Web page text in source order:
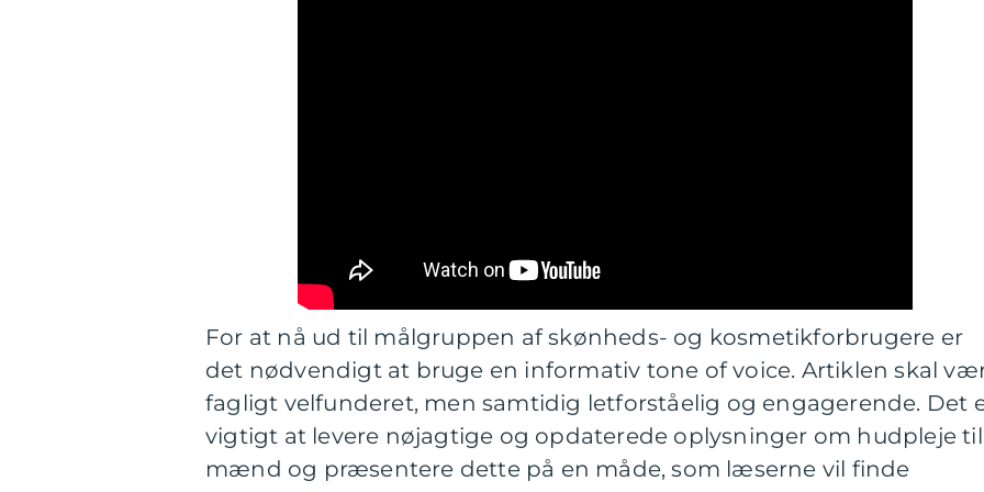
For at nå ud til målgruppen af skønheds- og kosmetikforbrugere er
det nødvendigt at bruge en informativ tone of voice. Artiklen skal
fagligt velfunderet, men samtidig letforståelig og engagerende. Det
vigtigt at levere nøjagtige og opdaterede oplysninger om hudpleje til
mænd og præsentere dette på en måde, som læserne vil finde